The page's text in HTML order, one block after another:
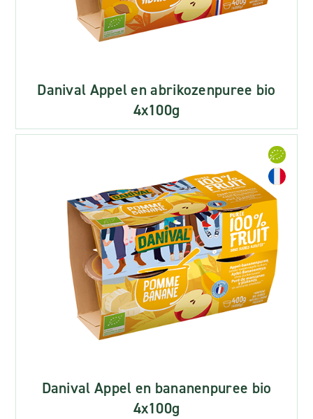
Danival Appel en abrikozenpuree bio
4x100g
Danival Appel en bananenpuree bio
4x100g